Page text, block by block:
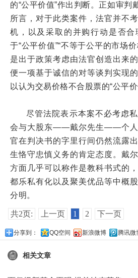
的“公平价值”作出判断。正如审判
所言，对于此类案件，法官并不
机，以及采取的并购行动是否合
于“公平价值”“不等于公平的市场
是出于政策考虑由法官创造出来
便一项基于诚信的对等谈判实现
以认为交易价格不合股票的“公平价
尽管法院表示本案不必考虑
会与大股东——戴尔先生——个人
官在判决书的字里行间仍然流露
生恪守忠慎义务的肯定态度。戴
方面几乎可以称作是教科书式的
都乐私有化以及聚美优品等中概
分明。
共2页: 上一页 1 2 下一页
分享到： QQ空间 新浪微博 腾讯微
相关文章